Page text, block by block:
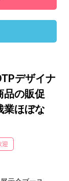
デザイナ
品の販促
業ほぼな
迎